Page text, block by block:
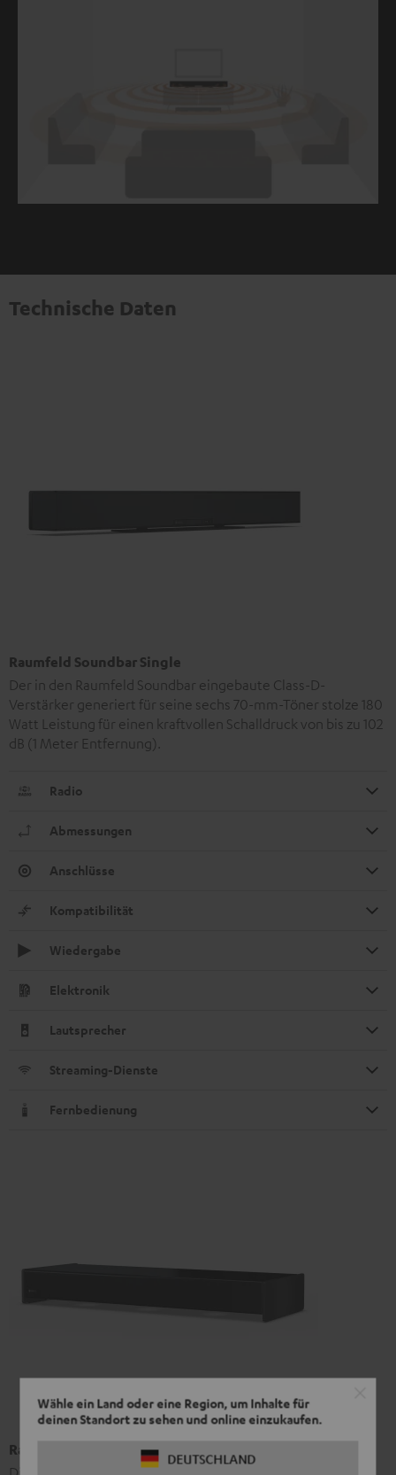
Wähle ein Land oder eine Region, um Inhalte für
deinen Standort zu sehen und online einzukaufen.
DEUTSCHLAND
Technische Daten
Raumfeld Soundbar Single
Der in den Raumfeld Soundbar eingebaute Class-D-
Verstärker generiert für seine sechs 70-mm-Töner stolze 180
Watt Leistung für einen kraftvollen Schalldruck von bis zu 102
dB (1 Meter Entfernung).
Radio
Abmessungen
Anschlüsse
Kompatibilität
Wiedergabe
Elektronik
Lautsprecher
Streaming-Dienste
Fernbedienung
Raumfeld Subwoofer